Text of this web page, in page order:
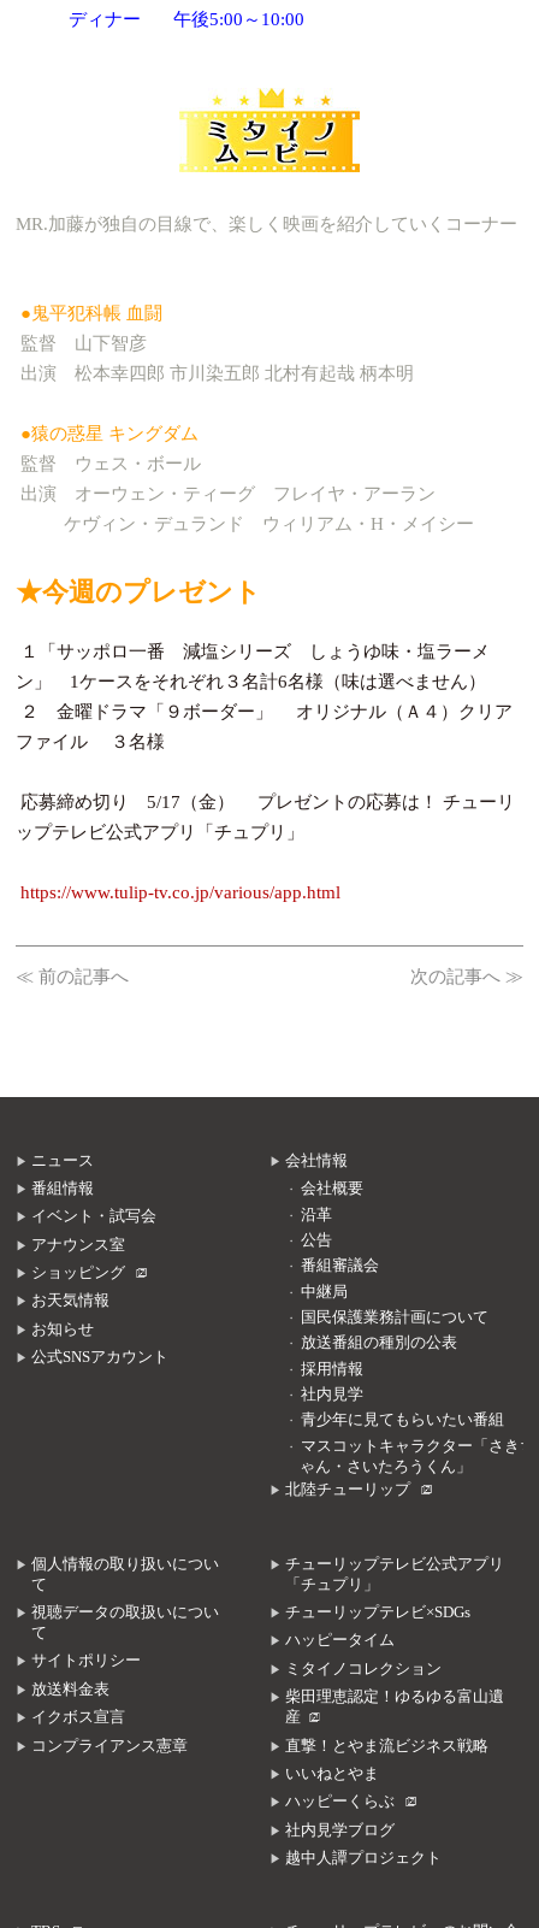
ディナー 午後5:00～10:00
MR.加藤が独自の目線で、楽しく映画を紹介していくコーナー
●鬼平犯科帳 血闘
監督 山下智彦
出演 松本幸四郎 市川染五郎 北村有起哉 柄本明
●猿の惑星 キングダム
監督 ウェス・ボール
出演 オーウェン・ティーグ フレイヤ・アーラン
ケヴィン・デュランド ウィリアム・H・メイシー
★今週のプレゼント
１「サッポロ一番 減塩シリーズ しょうゆ味・塩ラーメ
ン」 1ケースをそれぞれ３名計6名様（味は選べません）
２ 金曜ドラマ「９ボーダー」 オリジナル（Ａ４）クリア
ファイル ３名様
応募締め切り 5/17（金） プレゼントの応募は！ チューリ
ップテレビ公式アプリ「チュプリ」
https://www.tulip-tv.co.jp/various/app.html
≪ 前の記事へ 次の記事へ ≫
ニュース
番組情報
イベント・試写会
アナウンス室
ショッピング
お天気情報
お知らせ
公式SNSアカウント
会社情報
会社概要
沿革
公告
番組審議会
中継局
国民保護業務計画について
放送番組の種別の公表
採用情報
社内見学
青少年に見てもらいたい番組
マスコットキャラクター「さきち
ゃん・さいたろうくん」
北陸チューリップ
個人情報の取り扱いについ
て
視聴データの取扱いについ
て
サイトポリシー
放送料金表
イクボス宣言
コンプライアンス憲章
チューリップテレビ公式アプリ
「チュプリ」
チューリップテレビ×SDGs
ハッピータイム
ミタイノコレクション
柴田理恵認定！ゆるゆる富山遺
産
直撃！とやま流ビジネス戦略
いいねとやま
ハッピーくらぶ
社内見学ブログ
越中人譚プロジェクト